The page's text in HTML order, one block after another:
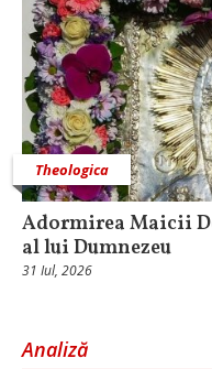
Theologica
Adormirea Maicii
al lui Dumnezeu
31 Iul, 2026
Analiză